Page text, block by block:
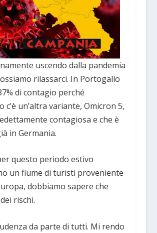
uscendo dalla pandemia
rilassarci. In Portogallo
di contagio perché
un’altra variante, Omicron 5,
contagiosa e che è
in Germania.
questo periodo estivo
un fiume di turisti proveniente
dobbiamo sapere che
rischi.
da parte di tutti. Mi rendo